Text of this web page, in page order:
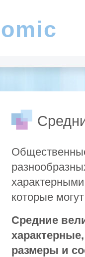
которые
Средние
размеры и